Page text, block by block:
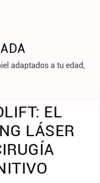
adaptados a tu edad,
CÓMO
PIEL
EDAD